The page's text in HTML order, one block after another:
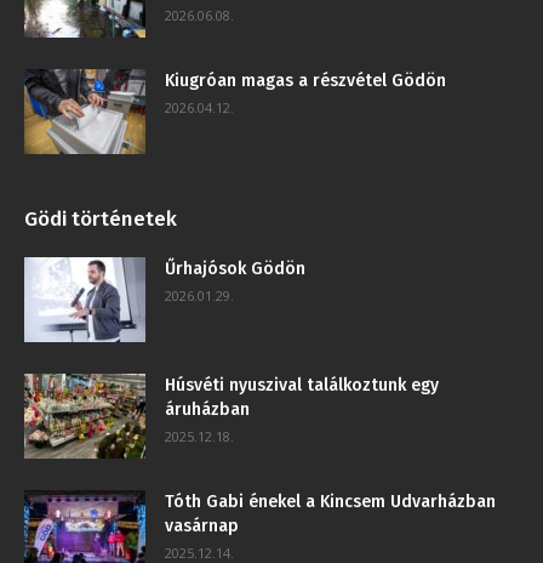
2026.06.08.
Kiugróan magas a részvétel Gödön
2026.04.12.
Gödi történetek
Űrhajósok Gödön
2026.01.29.
Húsvéti nyuszival találkoztunk egy
áruházban
2025.12.18.
Tóth Gabi énekel a Kincsem Udvarházban
vasárnap
2025.12.14.